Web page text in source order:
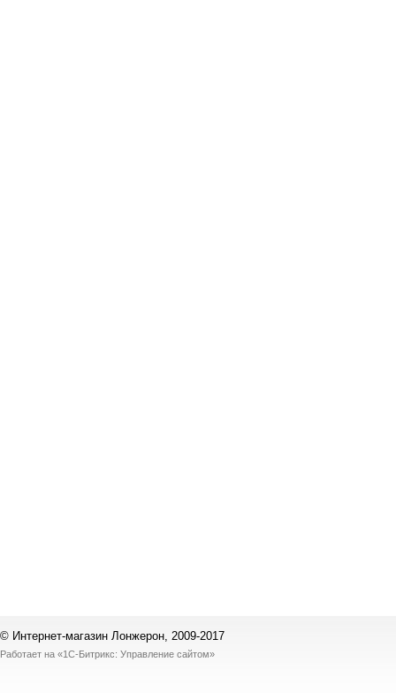
© Интернет-магазин Лонжерон, 2009-2017
Работает на «1С-Битрикс: Управление сайтом»